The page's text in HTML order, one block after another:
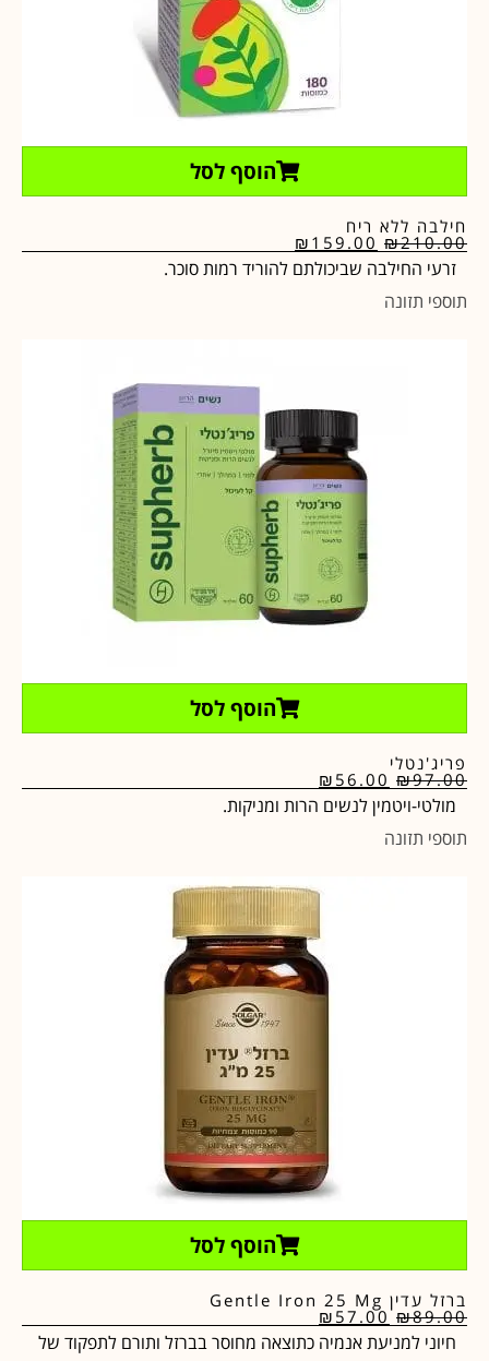
הוסף לסל
חילבה ללא ריח
₪210.00
₪ 159.00
זרעי החילבה שביכולתם להוריד רמות סוכר.
תוספי תזונה
הוסף לסל
פריג'נטלי
₪97.00
₪ 56.00
מולטי-ויטמין לנשים הרות ומניקות.
תוספי תזונה
הוסף לסל
ברזל עדין Gentle Iron 25 Mg
₪89.00
₪ 57.00
חיוני למניעת אנמיה כתוצאה מחוסר בברזל ותורם לתפקוד של